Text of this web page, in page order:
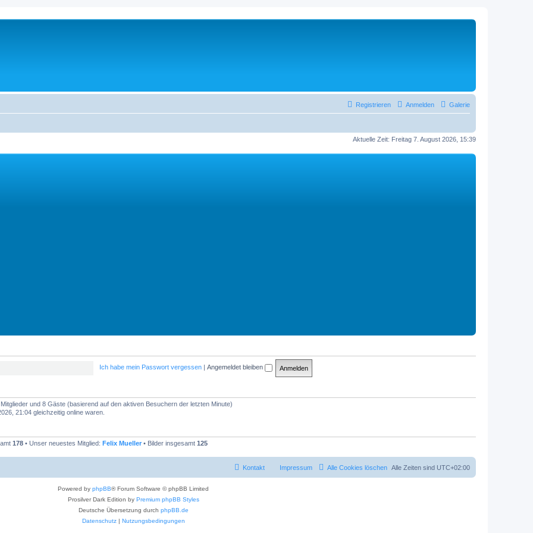
Galerie
Anmelden
Registrieren
Aktuelle Zeit: Freitag 7. August 2026, 15:39
Ich habe mein Passwort vergessen Angemeldet bleiben
und 8 Gäste (basierend auf den aktiven Besuchern der letzten Minute)
21:04 gleichzeitig online waren.
178 • Unser neuestes Mitglied: Felix Mueller • Bilder insgesamt 125
Alle Zeiten sind UTC+02:00
Alle Cookies löschen
Impressum
Kontakt
Powered by phpBB® Forum Software © phpBB Limited
Prosilver Dark Edition by Premium phpBB Styles
Deutsche Übersetzung durch phpBB.de
Datenschutz| Nutzungsbedingungen